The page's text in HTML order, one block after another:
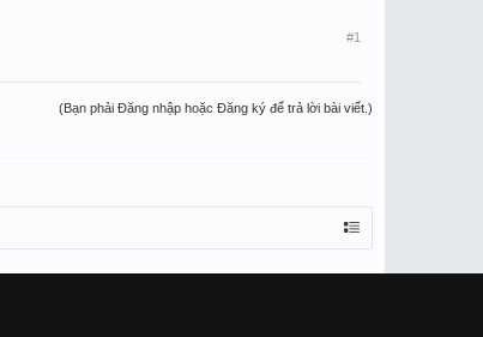
#1
(Bạn phải Đăng nhập hoặc Đăng ký để trả lời bài viết.)